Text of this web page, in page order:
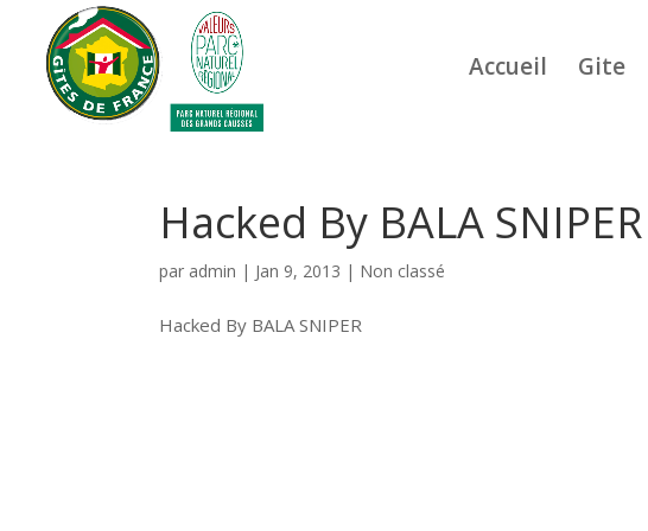
Accueil Gite
Hacked By BALA SNIPER
par admin | Jan 9, 2013 | Non classé
Hacked By BALA SNIPER